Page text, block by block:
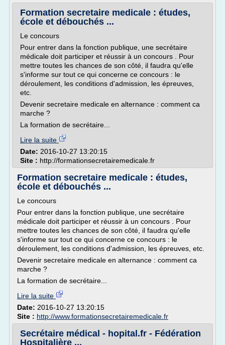
Formation secretaire medicale : études,
école et débouchés ...
Le concours
Pour entrer dans la fonction publique, une secrétaire
médicale doit participer et réussir à un concours . Pour
mettre toutes les chances de son côté, il faudra qu'elle
s'informe sur tout ce qui concerne ce concours : le
déroulement, les conditions d'admission, les épreuves,
etc.
Devenir secretaire medicale en alternance : comment ca
marche ?
La formation de secrétaire...
Lire la suite
Date: 2016-10-27 13:20:15
Site : http://formationsecretairemedicale.fr
Formation secretaire medicale : études,
école et débouchés ...
Le concours
Pour entrer dans la fonction publique, une secrétaire
médicale doit participer et réussir à un concours . Pour
mettre toutes les chances de son côté, il faudra qu'elle
s'informe sur tout ce qui concerne ce concours : le
déroulement, les conditions d'admission, les épreuves, etc.
Devenir secretaire medicale en alternance : comment ca
marche ?
La formation de secrétaire...
Lire la suite
Date: 2016-10-27 13:20:15
Site : http://www.formationsecretairemedicale.fr
Secrétaire médical - hopital.fr - Fédération
Hospitalière ...